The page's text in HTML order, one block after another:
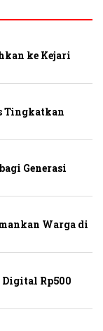
ke Kejari
Tingkatkan
Generasi
Warga di
Digital Rp500